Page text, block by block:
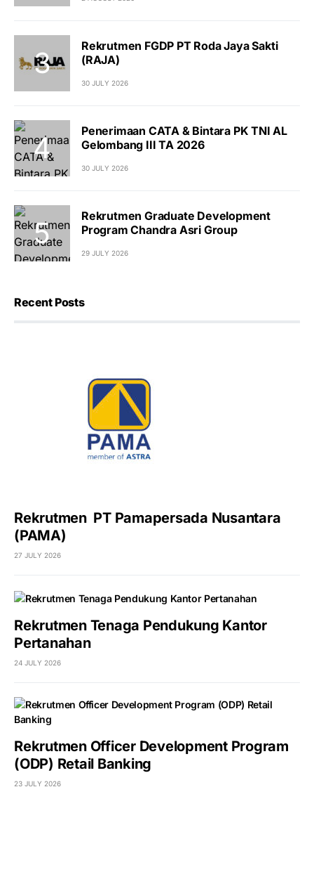
Rekrutmen FGDP PT Roda Jaya Sakti
(RAJA)
30 JULY 2026
Penerimaan CATA & Bintara PK TNI AL
Gelombang III TA 2026
30 JULY 2026
Rekrutmen Graduate Development
Program Chandra Asri Group
29 JULY 2026
Recent Posts
Rekrutmen PT Pamapersada Nusantara
(PAMA)
27 JULY 2026
Rekrutmen Tenaga Pendukung Kantor
Pertanahan
24 JULY 2026
Rekrutmen Officer Development Program
(ODP) Retail Banking
23 JULY 2026